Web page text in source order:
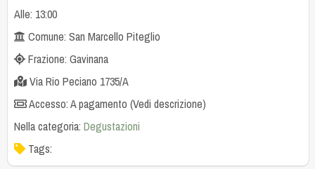
Alle: 13:00
Comune: San Marcello Piteglio
Frazione: Gavinana
Via Rio Peciano 1735/A
Accesso: A pagamento (Vedi descrizione)
Nella categoria: Degustazioni
Tags: